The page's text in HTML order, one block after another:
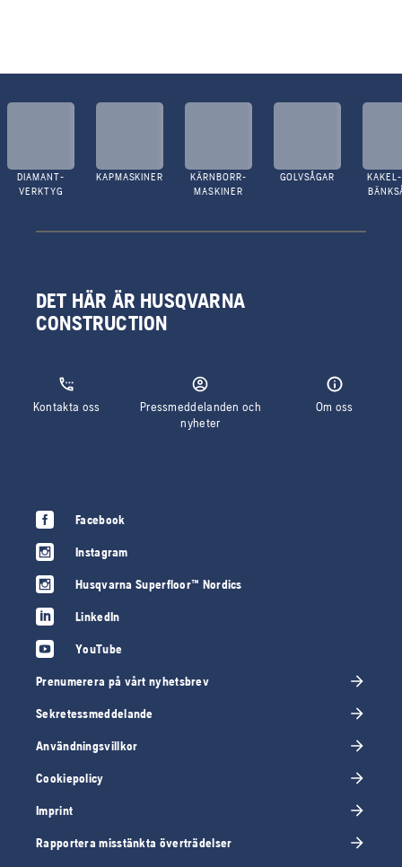
DIAMANT-
VERKTYG
KAPMASKINER
KÄRNBORR-
MASKINER
GOLVSÅGAR
DET HÄR ÄR HUSQVARNA
CONSTRUCTION
Kontakta oss
Pressmeddelanden och
nyheter
Om oss
Facebook
Instagram
Husqvarna Superfloor™ Nordics
LinkedIn
YouTube
Prenumerera på vårt nyhetsbrev
Sekretessmeddelande
Användningsvillkor
Cookiepolicy
Imprint
Rapportera misstänkta överträdelser